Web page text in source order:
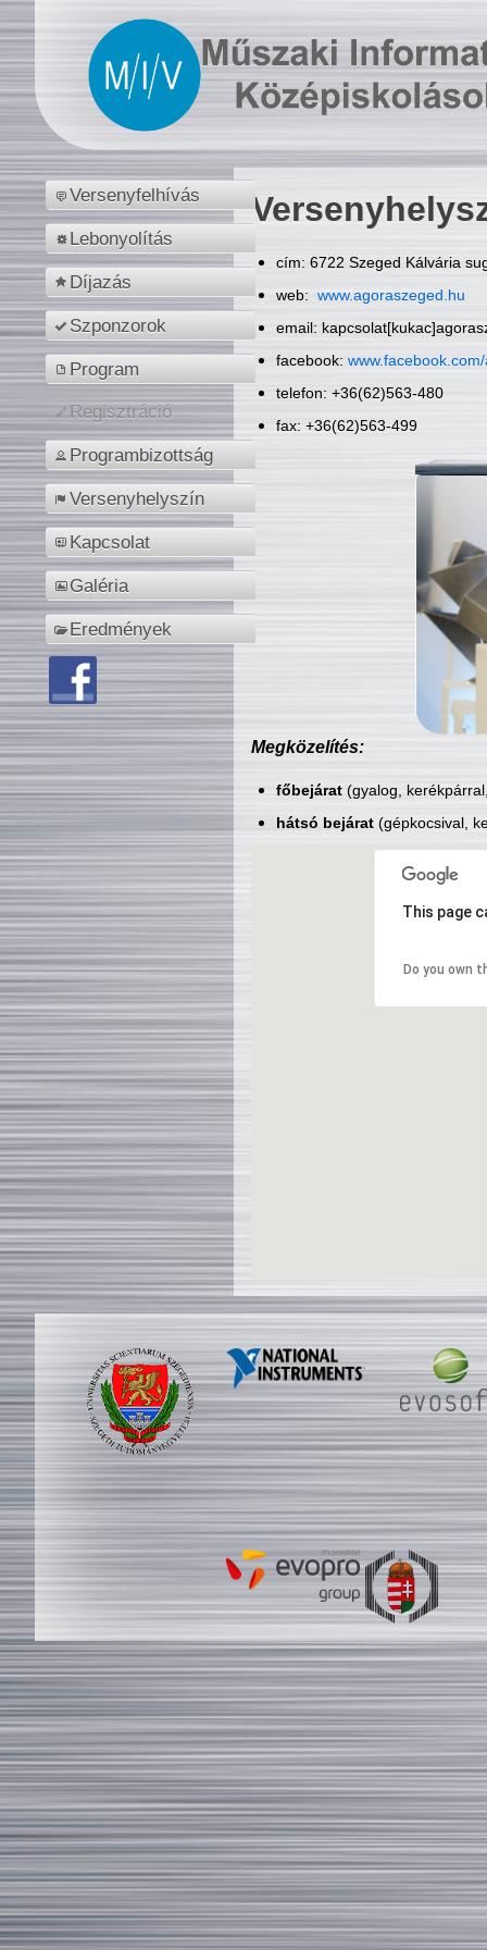
Versenyfelhívás
Lebonyolítás
Díjazás
Szponzorok
Program
Regisztráció
Programbizottság
Versenyhelyszín
Kapcsolat
Galéria
Eredmények
cím: 6722 Szeged Kálvária
web: www.agoraszeged.hu
email:
facebook:
telefon: +36(62)563-480
fax: +36(62)563-499
Megközelítés:
főbejárat(gyalog,
hátsó bejárat(gépkocsival,
This page
Do you own